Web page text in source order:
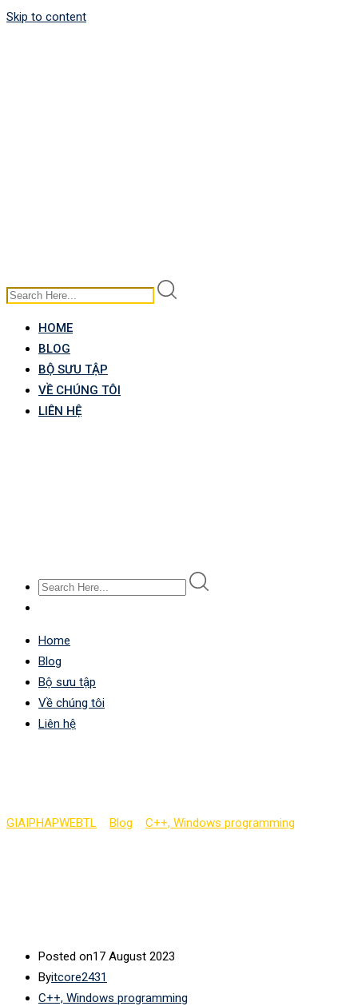
Skip to content
HOME
BLOG
BỘ SƯU TẬP
VỀ CHÚNG TÔI
LIÊN HỆ
Home
Blog
Bộ sưu tập
Về chúng tôi
Liên hệ
GIAIPHAPWEBTL Blog C++, Windows programming
Posted on17 August 2023
Byitcore2431
C++, Windows programming